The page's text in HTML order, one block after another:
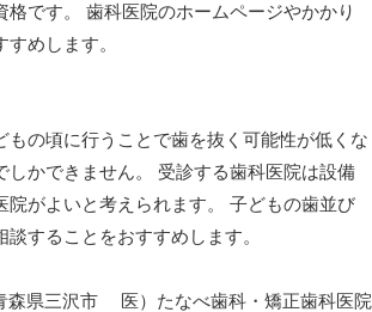
です。 歯科医院のホームページやかかり
めします。
の頃に行うことで歯を抜く可能性が低くな
かできません。 受診する歯科医院は設備
がよいと考えられます。 子どもの歯並び
することをおすすめします。
森県三沢市 医）たなべ歯科・矯正歯科医院